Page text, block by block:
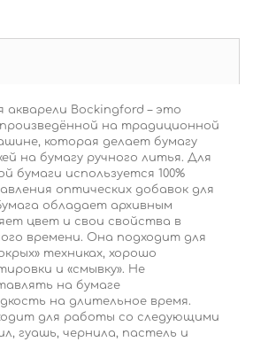
акварели Bockingford – это
на традиционной
которая делает бумагу
на бумагу ручного литья. Для
бумаги используется 100%
оптических добавок для
обладает архивным
цвет и свои свойства в
времени. Она подходит для
техниках, хорошо
и «смывку». Не
на бумаге
на длительное время.
для работы со следующими
гуашь, чернила, пастель и